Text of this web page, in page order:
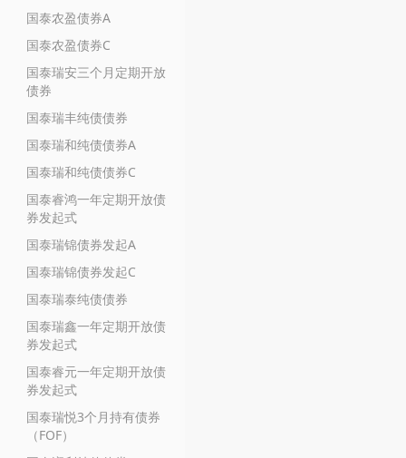
国泰农盈债券A
国泰农盈债券C
国泰瑞安三个月定期开放
债券
国泰瑞丰纯债债券
国泰瑞和纯债债券A
国泰瑞和纯债债券C
国泰睿鸿一年定期开放债
券发起式
国泰瑞锦债券发起A
国泰瑞锦债券发起C
国泰瑞泰纯债债券
国泰瑞鑫一年定期开放债
券发起式
国泰睿元一年定期开放债
券发起式
国泰瑞悦3个月持有债券
（FOF）